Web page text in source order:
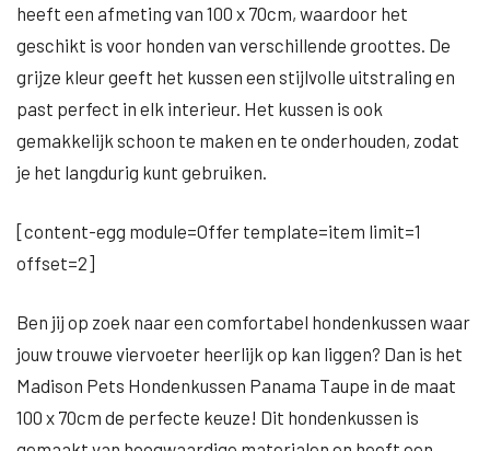
heeft een afmeting van 100 x 70cm, waardoor het
geschikt is voor honden van verschillende groottes. De
grijze kleur geeft het kussen een stijlvolle uitstraling en
past perfect in elk interieur. Het kussen is ook
gemakkelijk schoon te maken en te onderhouden, zodat
je het langdurig kunt gebruiken.
[content-egg module=Offer template=item limit=1
offset=2]
Ben jij op zoek naar een comfortabel hondenkussen waar
jouw trouwe viervoeter heerlijk op kan liggen? Dan is het
Madison Pets Hondenkussen Panama Taupe in de maat
100 x 70cm de perfecte keuze! Dit hondenkussen is